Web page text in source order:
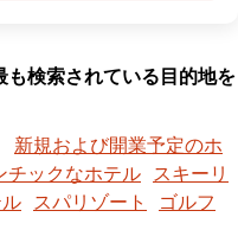
検索されている目的地を
新規および開業予定のホ
チックなホテル スキーリ
スパリゾート
ゴルフ